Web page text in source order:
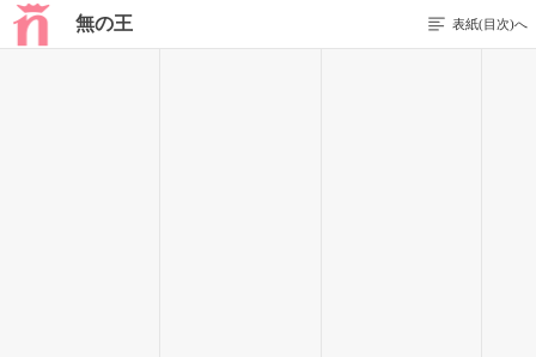
無の王 表紙(目次)へ